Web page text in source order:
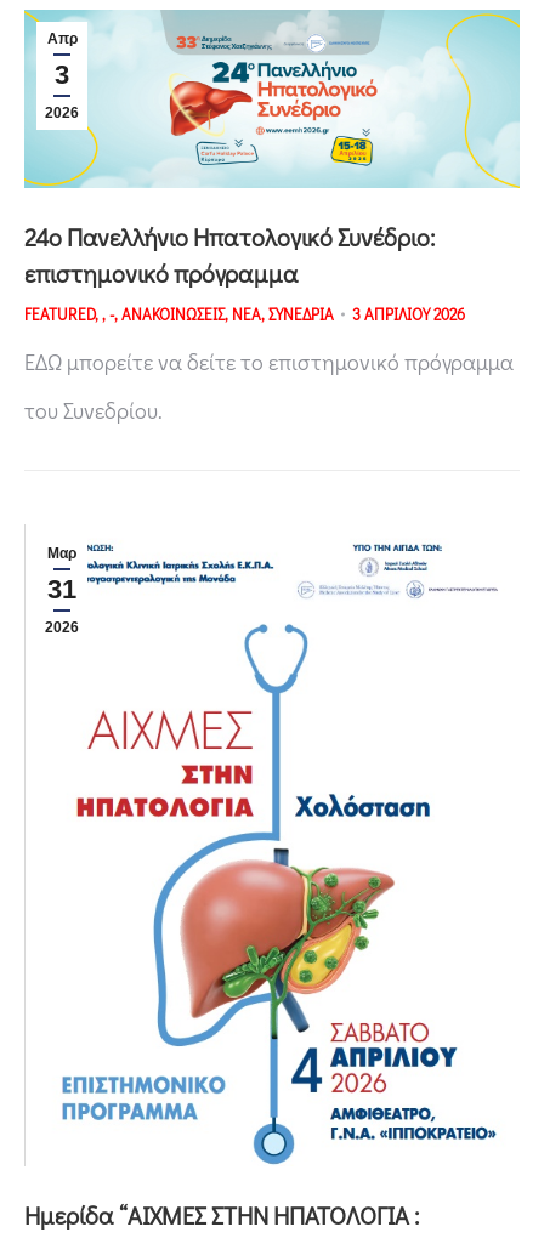
Απρ
3
2026
24o Πανελλήνιο Ηπατολογικό Συνέδριο:
επιστημονικό πρόγραμμα
FEATURED,,-,ΑΝΑΚΟΙΝΩΣΕΙΣ, ΝΕΑ,ΣΥΝΕΔΡΙΑ 3 ΑΠΡΙΛΙΟΥ 2026
ΕΔΩ μπορείτε να δείτε το επιστημονικό πρόγραμμα
του Συνεδρίου.
Μαρ
31
2026
Ημερίδα “ΑΙΧΜΕΣ ΣΤΗΝ ΗΠΑΤΟΛΟΓΙΑ :